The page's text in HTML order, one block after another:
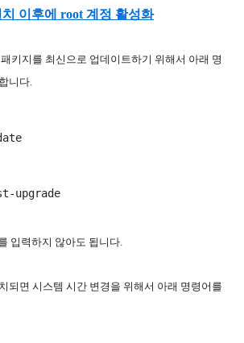
치 이후에 root 계정 활성화
키지를 최신으로 업데이트하기 위해서 아래 명
니다.
입력하지 않아도 됩니다.
되면 시스템 시간 변경을 위해서 아래 명령어를